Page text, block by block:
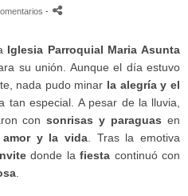
-
Iglesia Parroquial Maria Asunta
su unión. Aunque el día estuvo
nada pudo minar la alegría y el
tan especial. A pesar de la lluvia,
consonrisas y paraguas en
amor y la vida . Tras la emotiva
donde lafiesta continuó con